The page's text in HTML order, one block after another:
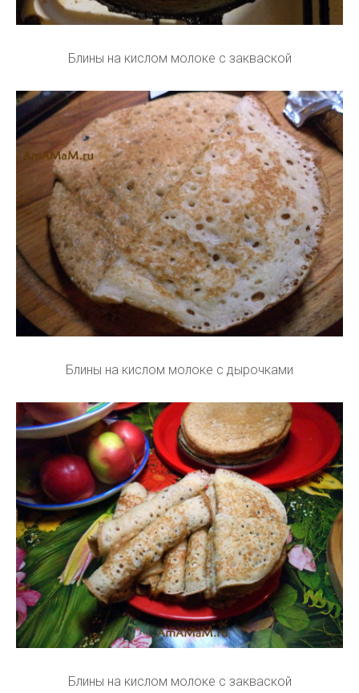
Блины на кислом молоке с закваской
Блины на кислом молоке с дырочками
Блины на кислом молоке с закваской